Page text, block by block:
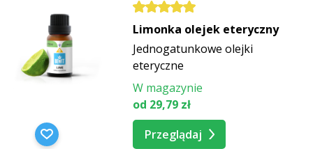
Limonka olejek eteryczny
Jednogatunkowe olejki
eteryczne
W magazynie
od 29,79 zł
Przeglądaj